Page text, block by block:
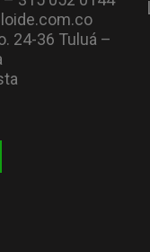
24-36 Tuluá –